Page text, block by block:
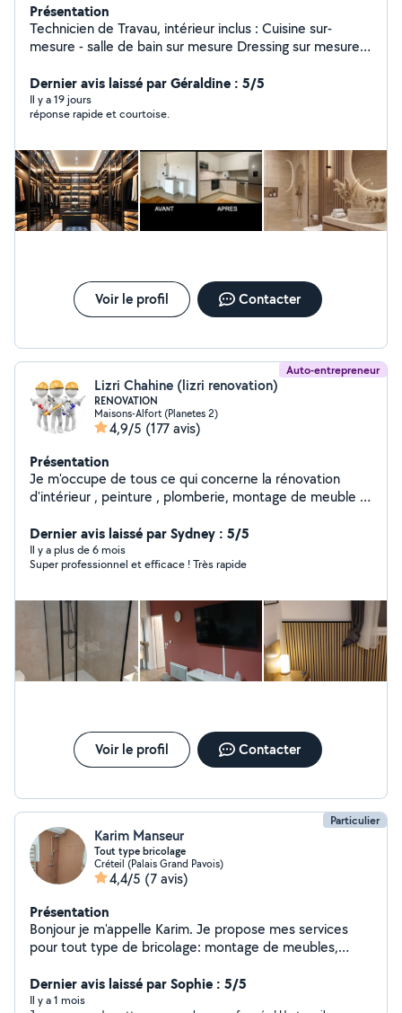
Présentation
Technicien de Travau, intérieur inclus : Cuisine sur-
mesure - salle de bain sur mesure Dressing sur mesure -
menuiserie - Électricité etc.
Dernier avis laissé par Géraldine : 5/5
Il y a 19 jours
réponse rapide et courtoise.
Voir le profil Contacter
Auto-entrepreneur
Lizri Chahine (lizri renovation)
RENOVATION
Maisons-Alfort (Planetes 2)
4,9/5 (177 avis)
Présentation
Je m'occupe de tous ce qui concerne la rénovation
d'intérieur , peinture , plomberie, montage de meuble ,
d'informations
Dernier avis laissé par Sydney : 5/5
Il y a plus de 6 mois
Super professionnel et efficace ! Très rapide
Voir le profil Contacter
Particulier
Karim Manseur
Tout type bricolage
Créteil (Palais Grand Pavois)
4,4/5 (7 avis)
Présentation
Bonjour je m'appelle Karim. Je propose mes services
pour tout type de bricolage: montage de meubles,
l'expérience dans ce domaine, je suis motivé, ponctuel
et sérieux.Je travaille proprement et avec soin,
Dernier avis laissé par Sophie : 5/5
Il y a 1 mois